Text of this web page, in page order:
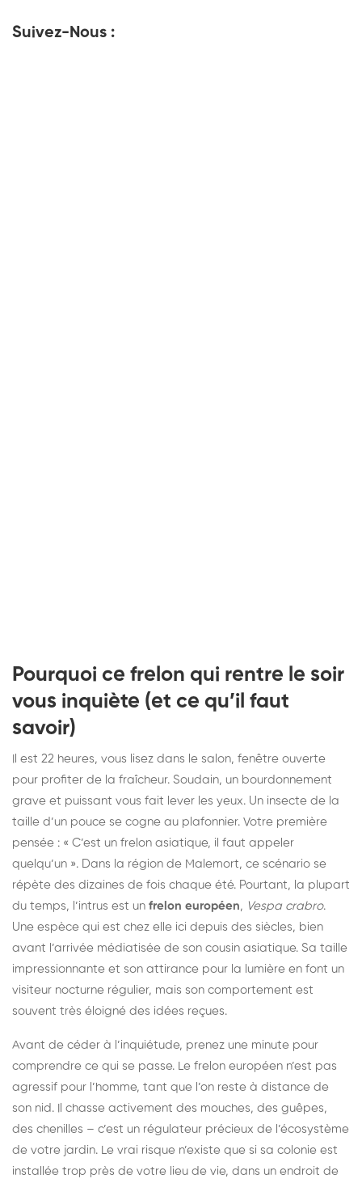
Suivez-Nous :
Pourquoi ce frelon qui rentre le soir
vous inquiète (et ce qu’il faut
savoir)
Il est 22 heures, vous lisez dans le salon, fenêtre ouverte
pour profiter de la fraîcheur. Soudain, un bourdonnement
grave et puissant vous fait lever les yeux. Un insecte de la
taille d’un pouce se cogne au plafonnier. Votre première
pensée : « C’est un frelon asiatique, il faut appeler
quelqu’un ». Dans la région de Malemort, ce scénario se
répète des dizaines de fois chaque été. Pourtant, la plupart
du temps, l’intrus est un frelon européen, Vespa crabro.
Une espèce qui est chez elle ici depuis des siècles, bien
avant l’arrivée médiatisée de son cousin asiatique. Sa taille
impressionnante et son attirance pour la lumière en font un
visiteur nocturne régulier, mais son comportement est
souvent très éloigné des idées reçues.
Avant de céder à l’inquiétude, prenez une minute pour
comprendre ce qui se passe. Le frelon européen n’est pas
agressif pour l’homme, tant que l’on reste à distance de
son nid. Il chasse activement des mouches, des guêpes,
des chenilles – c’est un régulateur précieux de l’écosystème
de votre jardin. Le vrai risque n’existe que si sa colonie est
installée trop près de votre lieu de vie, dans un endroit de